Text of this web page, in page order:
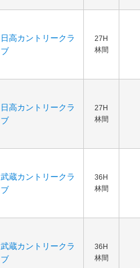
日高カントリークラ
ブ
27H
林間
日高カントリークラ
ブ
27H
林間
武蔵カントリークラ
ブ
36H
林間
武蔵カントリークラ
ブ
36H
林間